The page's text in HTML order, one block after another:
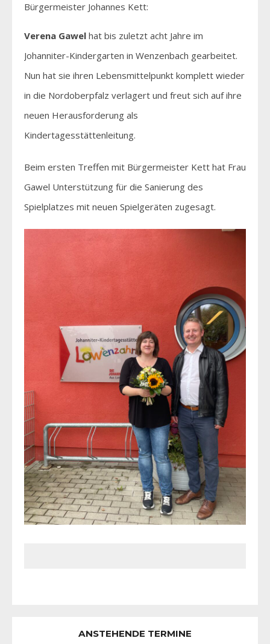
Bürgermeister Johannes Kett:
Verena Gawel hat bis zuletzt acht Jahre im
Johanniter-Kindergarten in Wenzenbach gearbeitet.
Nun hat sie ihren Lebensmittelpunkt komplett wieder
in die Nordoberpfalz verlagert und freut sich auf ihre
neuen Herausforderung als
Kindertagesstättenleitung.
Beim ersten Treffen mit Bürgermeister Kett hat Frau
Gawel Unterstützung für die Sanierung des
Spielplatzes mit neuen Spielgeräten zugesagt.
ANSTEHENDE TERMINE